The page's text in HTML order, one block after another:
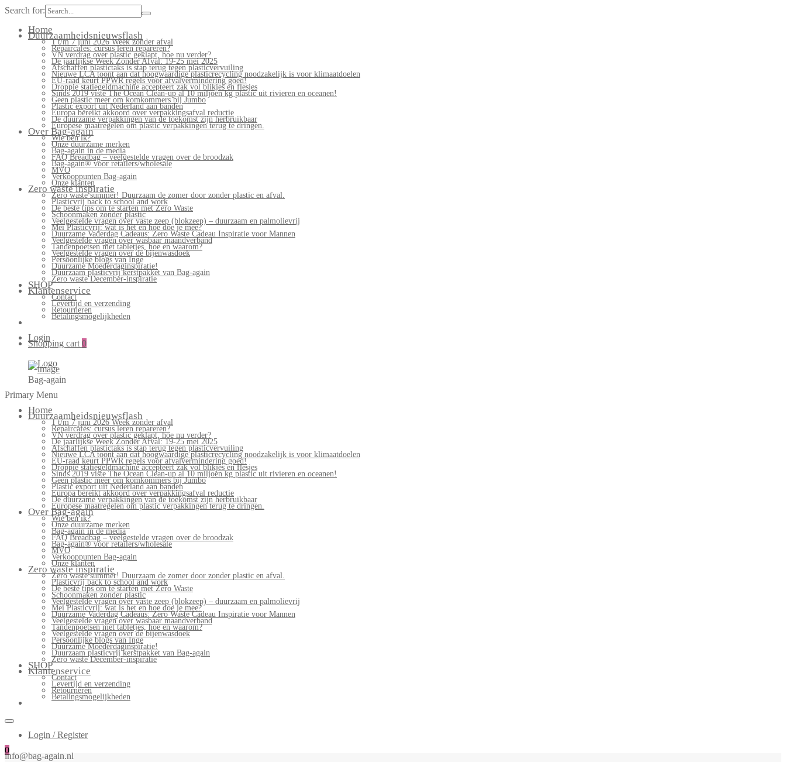
Search for:
Home
Duurzaamheidsnieuwsflash
1 t/m 7 juni 2026 Week zonder afval
Repaircafés: cursus leren repareren?
VN verdrag over plastic geklapt, hoe nu verder?
De jaarlijkse Week Zonder Afval: 19-25 mei 2025
Afschaffen plastictaks is stap terug tegen plasticvervuiling
Nieuwe LCA toont aan dat hoogwaardige plasticrecycling noodzakelijk is voor klimaatdoelen
EU-raad keurt PPWR regels voor afvalvermindering goed!
Droppie statiegeldmachine accepteert zak vol blikjes en flesjes
Sinds 2019 viste The Ocean Clean-up al 10 miljoen kg plastic uit rivieren en oceanen!
Geen plastic meer om komkommers bij Jumbo
Plastic export uit Nederland aan banden
Europa bereikt akkoord over verpakkingsafval reductie
De duurzame verpakkingen van de toekomst zijn herbruikbaar
Europese maatregelen om plastic verpakkingen terug te dringen.
Over Bag-again
Wie ben ik?
Onze duurzame merken
Bag-again in de media
FAQ Breadbag – veelgestelde vragen over de broodzak
Bag-again® voor retailers/wholesale
MVO
Verkooppunten Bag-again
Onze klanten
Zero waste inspiratie
Zero waste summer! Duurzaam de zomer door zonder plastic en afval.
Plasticvrij back to school and work
De beste tips om te starten met Zero Waste
Schoonmaken zonder plastic
Veelgestelde vragen over vaste zeep (blokzeep) – duurzaam en palmolievrij
Mei Plasticvrij: wat is het en hoe doe je mee?
Duurzame Vaderdag Cadeaus: Zero Waste Cadeau Inspiratie voor Mannen
Veelgestelde vragen over wasbaar maandverband
Tandenpoetsen met tabletjes, hoe en waarom?
Veelgestelde vragen over de bijenwasdoek
Persoonlijke blogs van Inge
Duurzame Moederdaginspiratie!
Duurzaam plasticvrij kerstpakket van Bag-again
Zero waste December-inspiratie
SHOP
Klantenservice
Contact
Levertijd en verzending
Retourneren
Betalingsmogelijkheden
Login
Shopping cart 0
Bag-again
Primary Menu
Home
Duurzaamheidsnieuwsflash
1 t/m 7 juni 2026 Week zonder afval
Repaircafés: cursus leren repareren?
VN verdrag over plastic geklapt, hoe nu verder?
De jaarlijkse Week Zonder Afval: 19-25 mei 2025
Afschaffen plastictaks is stap terug tegen plasticvervuiling
Nieuwe LCA toont aan dat hoogwaardige plasticrecycling noodzakelijk is voor klimaatdoelen
EU-raad keurt PPWR regels voor afvalvermindering goed!
Droppie statiegeldmachine accepteert zak vol blikjes en flesjes
Sinds 2019 viste The Ocean Clean-up al 10 miljoen kg plastic uit rivieren en oceanen!
Geen plastic meer om komkommers bij Jumbo
Plastic export uit Nederland aan banden
Europa bereikt akkoord over verpakkingsafval reductie
De duurzame verpakkingen van de toekomst zijn herbruikbaar
Europese maatregelen om plastic verpakkingen terug te dringen.
Over Bag-again
Wie ben ik?
Onze duurzame merken
Bag-again in de media
FAQ Breadbag – veelgestelde vragen over de broodzak
Bag-again® voor retailers/wholesale
MVO
Verkooppunten Bag-again
Onze klanten
Zero waste inspiratie
Zero waste summer! Duurzaam de zomer door zonder plastic en afval.
Plasticvrij back to school and work
De beste tips om te starten met Zero Waste
Schoonmaken zonder plastic
Veelgestelde vragen over vaste zeep (blokzeep) – duurzaam en palmolievrij
Mei Plasticvrij: wat is het en hoe doe je mee?
Duurzame Vaderdag Cadeaus: Zero Waste Cadeau Inspiratie voor Mannen
Veelgestelde vragen over wasbaar maandverband
Tandenpoetsen met tabletjes, hoe en waarom?
Veelgestelde vragen over de bijenwasdoek
Persoonlijke blogs van Inge
Duurzame Moederdaginspiratie!
Duurzaam plasticvrij kerstpakket van Bag-again
Zero waste December-inspiratie
SHOP
Klantenservice
Contact
Levertijd en verzending
Retourneren
Betalingsmogelijkheden
Login / Register
0
info@bag-again.nl